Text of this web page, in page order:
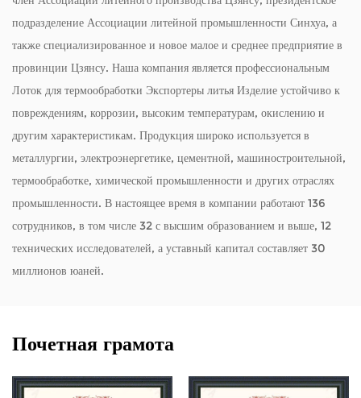
подразделение Ассоциации литейной промышленности Синхуа, а
также специализированное и новое малое и среднее предприятие в
провинции Цзянсу. Наша компания является профессиональным
Лоток для термообработки Экспортеры литья Изделие устойчиво к
повреждениям, коррозии, высоким температурам, окислению и
другим характеристикам. Продукция широко используется в
металлургии, электроэнергетике, цементной, машиностроительной,
термообработке, химической промышленности и других отраслях
промышленности. В настоящее время в компании работают 136
сотрудников, в том числе 32 с высшим образованием и выше, 12
технических исследователей, а уставный капитал составляет 30
миллионов юаней.
Почетная грамота